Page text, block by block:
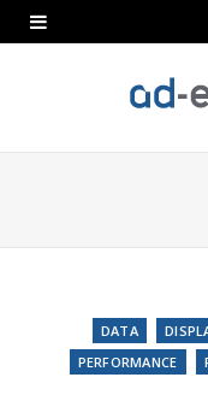
DATA
PERFORMANCE